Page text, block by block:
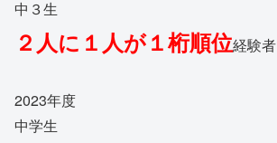
中３生
２人に１人が１桁順位経験者
2023年度
中学生